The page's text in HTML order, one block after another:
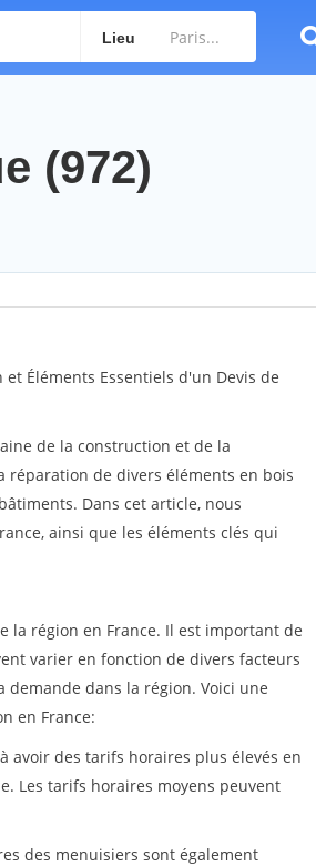
Lieu
(972)
Éléments Essentiels d'un Devis de
de la construction et de la
de divers éléments en bois
Dans cet article, nous
ainsi que les éléments clés qui
la région en France. Il est important de
varier en fonction de divers facteurs
dans la région. Voici une
en France:
avoir des tarifs horaires plus élevés en
Les tarifs horaires moyens peuvent
des menuisiers sont également